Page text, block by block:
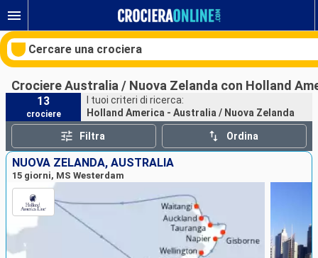
Cercare una crociera
Le nostre destinazioni
Mesi di partenza
Porti
Ricerca
Crociere Australia / Nuova Zelanda con Holland
13
crociere
I tuoi criteri di ricerca:
Holland America - Australia / Nuova Zelanda
Filtra Ordina
NUOVA ZELANDA, AUSTRALIA
15 giorni, MS Westerdam